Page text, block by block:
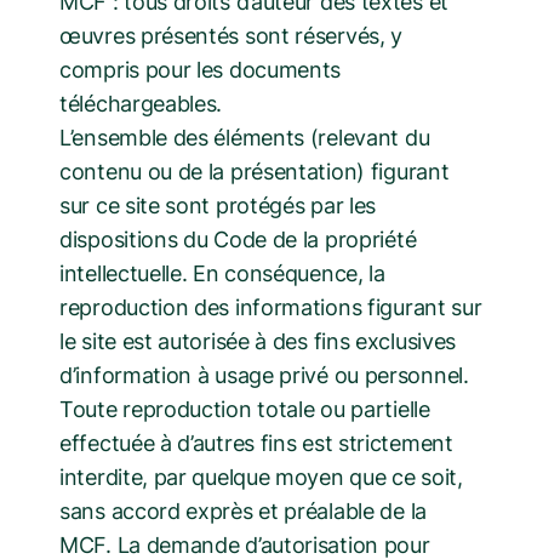
œuvres présentés sont réservés, y
compris pour les documents
téléchargeables.
L’ensemble des éléments (relevant du
contenu ou de la présentation) figurant
sur ce site sont protégés par les
dispositions du Code de la propriété
intellectuelle. En conséquence, la
reproduction des informations figurant sur
le site est autorisée à des fins exclusives
d’information à usage privé ou personnel.
Toute reproduction totale ou partielle
effectuée à d’autres fins est strictement
interdite, par quelque moyen que ce soit,
sans accord exprès et préalable de la
MCF. La demande d’autorisation pour